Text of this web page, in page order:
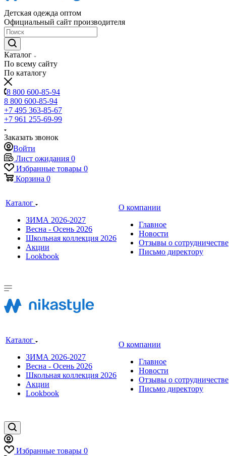
Детская одежда оптом
Официальный сайт производителя
Каталог
По всему сайту
По каталогу
8 800 600-85-94
8 800 600-85-94
+7 495 363-85-67
+7 961 255-69-99
Заказать звонок
Войти
Лист ожидания 0
Избранные товары 0
Корзина 0
Каталог
ЗИМА 2026-2027
Весна - Осень 2026
Школьная коллекция 2026
Акции
Lookbook
О компании
Главное
Новости
Отзывы о сотрудничестве
Письмо директору
Каталог
ЗИМА 2026-2027
Весна - Осень 2026
Школьная коллекция 2026
Акции
Lookbook
О компании
Главное
Новости
Отзывы о сотрудничестве
Письмо директору
Избранные товары 0